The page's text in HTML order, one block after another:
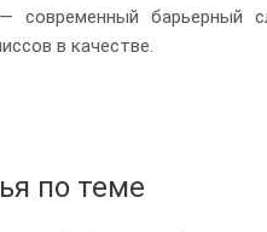
современный барьерный
в качестве.
по теме